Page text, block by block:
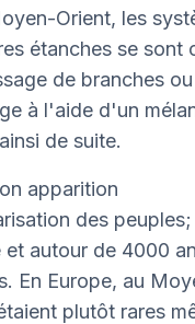
Orient, les
étanches se sont
de branches
à l'aide d'un
de suite.
apparition
des
et autour de 4000
En Europe, au
plutôt rares